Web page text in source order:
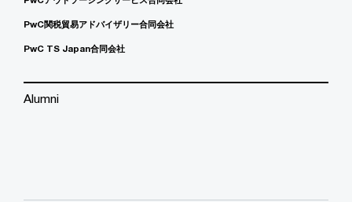
PwC関税貿易アドバイザリー合同会社
PwC TS Japan合同会社
Alumni